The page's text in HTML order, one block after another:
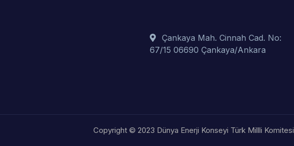
Çankaya Mah. Cinnah Cad. No:
67/15 06690 Çankaya/Ankara
Copyright © 2023 Dünya Enerji Konseyi Türk Millli Komitesi